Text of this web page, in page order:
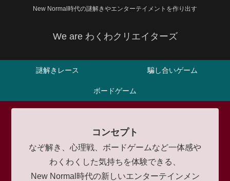
New Normal時代の謎解きやエンターテイメントを作り出す
We are わくわクリエイターズ
謎解きレース 騙し合いゲーム
ボードゲーム
コンセプト
なぞ解き、心理戦、ボードゲームなど一体感や
わくわくした気持ちを体験できる、
New Normal時代の新しいエンターテインメン